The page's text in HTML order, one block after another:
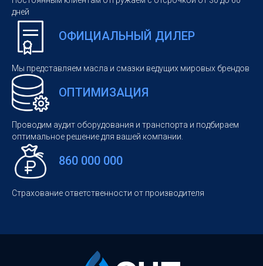
дней
ОФИЦИАЛЬНЫЙ ДИЛЕР
Мы представляем масла и смазки ведущих мировых брендов
ОПТИМИЗАЦИЯ
Проводим аудит оборудования и транспорта и подбираем
оптимальное решение для вашей компании.
860 000 000
Страхование ответственности от производителя